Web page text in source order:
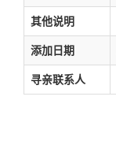
其他说明
添加日期
寻亲联系人